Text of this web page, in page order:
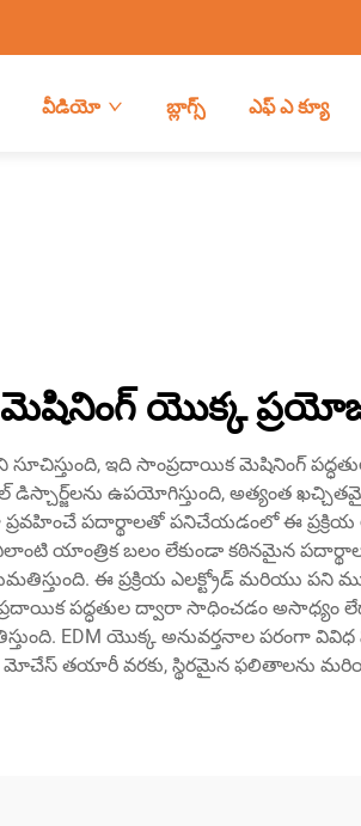
వీడియో బ్లాగ్స్ ఎఫ్ ఎ క్యూ
మెషినింగ్ యొక్క
ఇది సాంప్రదాయిక మెషినింగ్
డిస్చార్జ్‌లను ఉపయోగిస్తుంది, అత్యంత
గా ప్రవహించే పదార్థాలతో పనిచేయడంలో ఈ
యాంత్రిక బలం లేకుండా కఠినమైన
ఈ ప్రక్రియ ఎలక్ట్రోడ్ మరియు పని
పద్ధతుల ద్వారా సాధించడం అసాధ్యం లేదా
EDM యొక్క అనువర్తనాల పరంగా వివిధ
తయారీ వరకు, స్థిరమైన ఫలితాలను మరియు